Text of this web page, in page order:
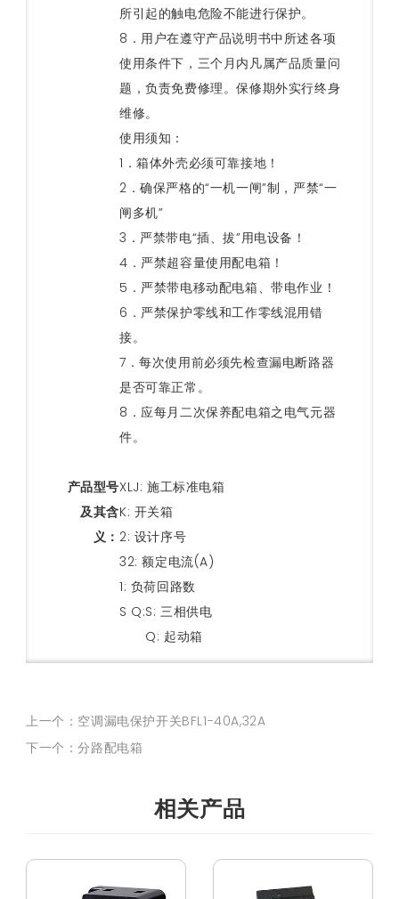
所引起的触电危险不能进行保护。
8．用户在遵守产品说明书中所述各项
使用条件下，三个月内凡属产品质量问
题，负责免费修理。保修期外实行终身
维修。
使用须知：
1．箱体外壳必须可靠接地！
2．确保严格的“一机一闸”制，严禁“一
闸多机”
3．严禁带电“插、拔”用电设备！
4．严禁超容量使用配电箱！
5．严禁带电移动配电箱、带电作业！
6．严禁保护零线和工作零线混用错
接。
7．每次使用前必须先检查漏电断路器
是否可靠正常。
8．应每月二次保养配电箱之电气元器
件。
产品型号
及其含
义：
XLJ: 施工标准电箱
K: 开关箱
2: 设计序号
32: 额定电流(A)
1: 负荷回路数
S Q:S: 三相供电
Q: 起动箱
上一个：空调漏电保护开关BFL1-40A,32A
下一个：分路配电箱
相关产品